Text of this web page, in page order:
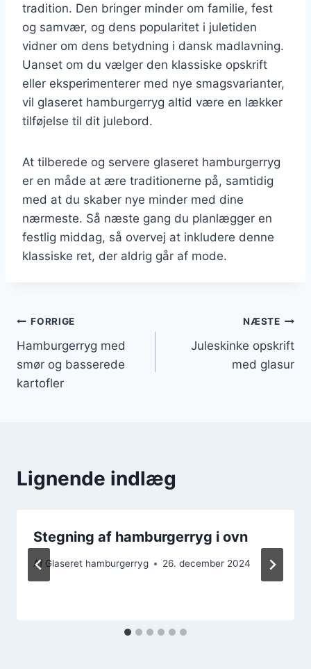
tradition. Den bringer minder om familie, fest
og samvær, og dens popularitet i juletiden
vidner om dens betydning i dansk madlavning.
Uanset om du vælger den klassiske opskrift
eller eksperimenterer med nye smagsvarianter,
vil glaseret hamburgerryg altid være en lækker
tilføjelse til dit julebord.
At tilberede og servere glaseret hamburgerryg
er en måde at ære traditionerne på, samtidig
med at du skaber nye minder med dine
nærmeste. Så næste gang du planlægger en
festlig middag, så overvej at inkludere denne
klassiske ret, der aldrig går af mode.
Indlægsnavigation
FORRIGE
Hamburgerryg med
smør og basserede
kartofler
NÆSTE
Juleskinke opskrift
med glasur
Lignende indlæg
Stegning af hamburgerryg i ovn
Af Glaseret hamburgerryg 26. december 2024